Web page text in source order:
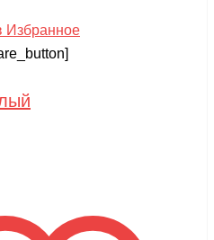
Избранное